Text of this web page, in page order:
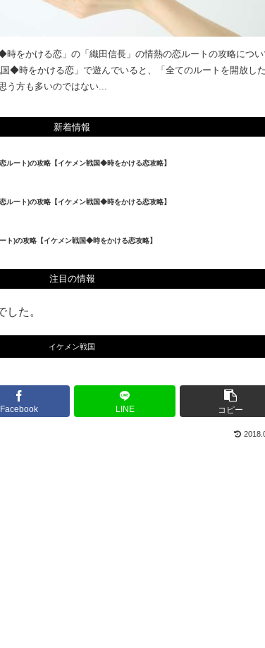
時をかける恋」の「織田信長」の情熱の恋ルートの攻略につい
◆時をかける恋」で遊んでいると、「全てのルートを開放した
う方も多いのではない...
新着情報
ルート)の攻略【イケメン戦国◆時をかける恋攻略】
ルート)の攻略【イケメン戦国◆時をかける恋攻略】
ト)の攻略【イケメン戦国◆時をかける恋攻略】
注目の情報
した。
イケメン戦国
Facebook LINE コピー